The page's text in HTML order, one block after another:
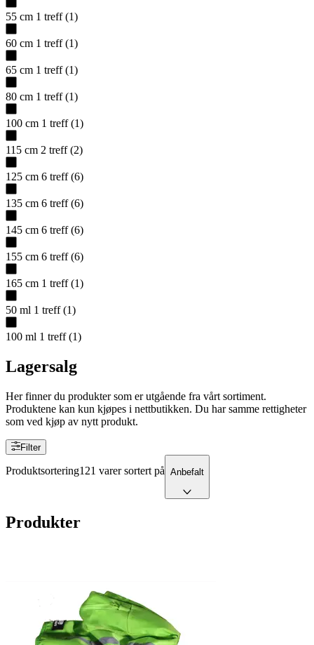
55 cm 1 treff (1)
60 cm 1 treff (1)
65 cm 1 treff (1)
80 cm 1 treff (1)
100 cm 1 treff (1)
115 cm 2 treff (2)
125 cm 6 treff (6)
135 cm 6 treff (6)
145 cm 6 treff (6)
155 cm 6 treff (6)
165 cm 1 treff (1)
50 ml 1 treff (1)
100 ml 1 treff (1)
Lagersalg
Her finner du produkter som er utgående fra vårt sortiment.
Produktene kan kun kjøpes i nettbutikken. Du har samme rettigheter
som ved kjøp av nytt produkt.
Filter
Produktsortering121 varer sortert på Anbefalt
Produkter